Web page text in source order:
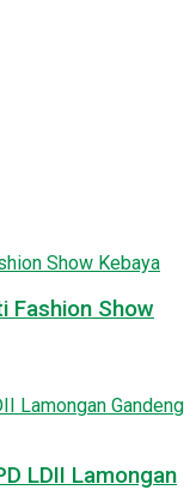
Fashion Show
LDII Lamongan